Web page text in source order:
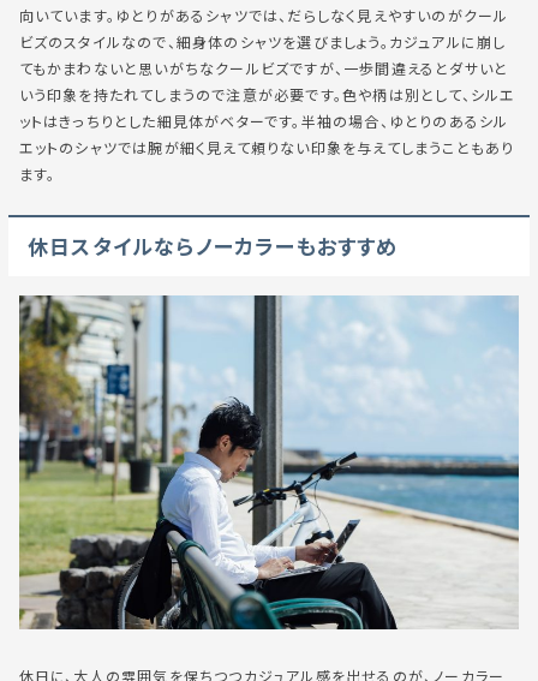
向いています。ゆとりがあるシャツでは、だらしなく見えやすいのがクール
ビズのスタイルなので、細身体のシャツを選びましょう。カジュアルに崩し
てもかまわないと思いがちなクールビズですが、一歩間違えるとダサいと
いう印象を持たれてしまうので注意が必要です。色や柄は別として、シルエ
ットはきっちりとした細見体がベターです。半袖の場合、ゆとりのあるシル
エットのシャツでは腕が細く見えて頼りない印象を与えてしまうこともあり
ます。
休日スタイルならノーカラーもおすすめ
休日に、大人の雰囲気を保ちつつカジュアル感を出せるのが、ノーカラー